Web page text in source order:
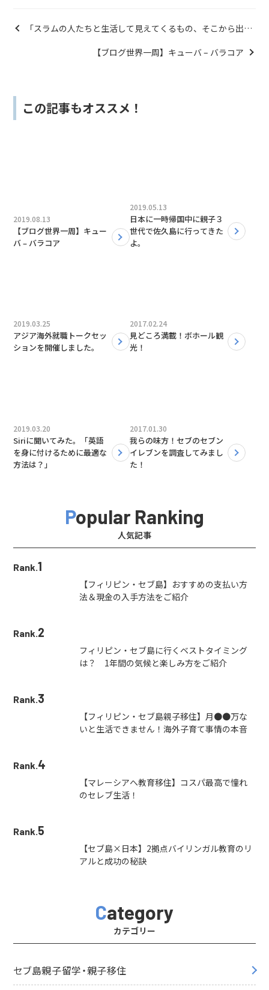
「スラムの人たちと生活して見えてくるもの、そこから出来
【ブログ世界一周】キューバ – バラコア
この記事もオススメ！
2019.08.13
【ブログ世界一周】キュー
バ – バラコア
2019.05.13
日本に一時帰国中に親子３
世代で佐久島に行ってきた
よ。
2019.03.25
アジア海外就職トークセッ
ションを開催しました。
2017.02.24
見どころ満載！ボホール観
光！
2019.03.20
Siriに聞いてみた。「英語
を身に付けるために最適な
方法は？」
2017.01.30
我らの味方！セブのセブン
イレブンを調査してみまし
た！
Popular Ranking
人気記事
Rank.1
【フィリピン・セブ島】おすすめの支払い方
法＆現金の入手方法をご紹介
Rank.2
フィリピン・セブ島に行くベストタイミング
は？ 1年間の気候と楽しみ方をご紹介
Rank.3
【フィリピン・セブ島親子移住】月●●万な
いと生活できません！海外子育て事情の本音
Rank.4
【マレーシアへ教育移住】コスパ最高で憧れ
のセレブ生活！
Rank.5
【セブ島×日本】2拠点バイリンガル教育のリ
アルと成功の秘訣
Category
カテゴリー
セブ島親子留学・親子移住